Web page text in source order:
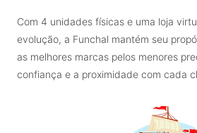
Com 4 unidades físicas e uma loja
evolução, a Funchal mantém seu
as melhores marcas pelos menores
confiança e a proximidade com cada